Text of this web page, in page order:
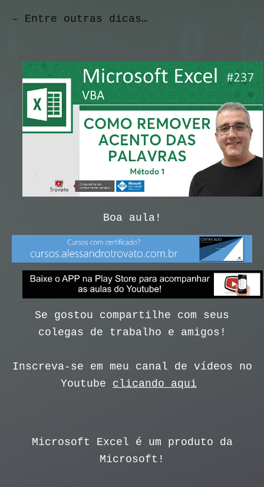
– Entre outras dicas…
Boa aula!
Se gostou compartilhe com seus
colegas de trabalho e amigos!
Inscreva-se em meu canal de vídeos no
Youtube clicando aqui
Microsoft Excel é um produto da
Microsoft!